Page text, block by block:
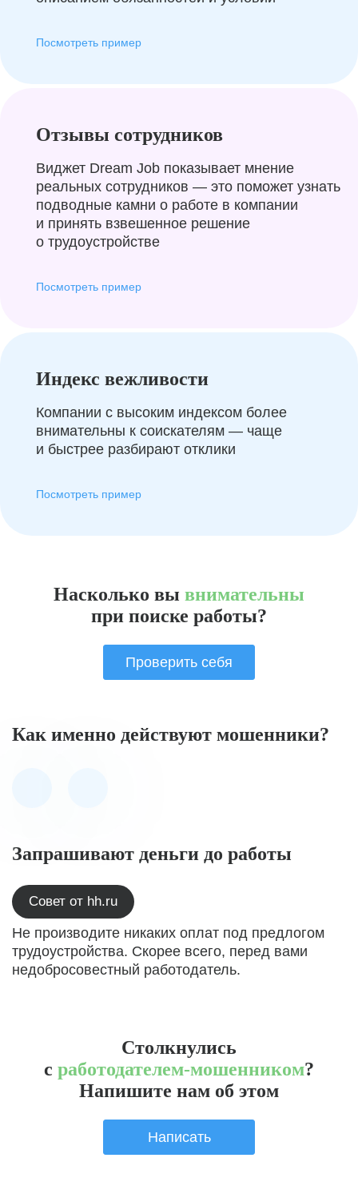
Посмотреть пример
Отзывы сотрудников
Виджет Dream Job показывает мнение
реальных сотрудников — это поможет узнать
подводные камни о работе в компании
и принять взвешенное решение
о трудоустройстве
Посмотреть пример
Индекс вежливости
Компании с высоким индексом более
внимательны к соискателям — чаще
и быстрее разбирают отклики
Посмотреть пример
Насколько вы внимательны
при поиске работы?
Проверить себя
Как именно действуют мошенники?
Запрашивают деньги до работы
Совет от hh.ru
Не производите никаких оплат под предлогом
трудоустройства. Скорее всего, перед вами
недобросовестный работодатель.
Столкнулись
с работодателем-мошенником?
Напишите нам об этом
Написать